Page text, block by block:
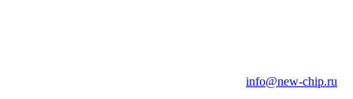
info@new-chip.ru